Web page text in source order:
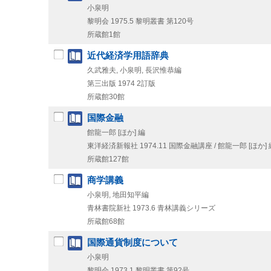
小泉明
黎明会 1975.5 黎明叢書 第120号
所蔵館1館
近代経済学用語辞典
久武雅夫, 小泉明, 長沢惟恭編
第三出版 1974 2訂版
所蔵館30館
国際金融
館龍一郎 [ほか] 編
東洋経済新報社 1974.11 国際金融講座 / 館龍一郎 [ほか]
所蔵館127館
商学講義
小泉明, 地田知平編
青林書院新社 1973.6 青林講義シリーズ
所蔵館68館
国際通貨制度について
小泉明